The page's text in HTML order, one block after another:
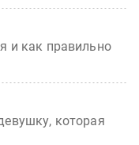
и как правильно
которая